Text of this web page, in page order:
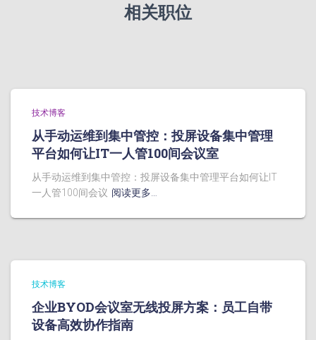
相关职位
技术博客
从手动运维到集中管控：投屏设备集中管理
平台如何让IT一人管100间会议室
从手动运维到集中管控：投屏设备集中管理平台如何让IT
一人管100间会议 阅读更多…
技术博客
企业BYOD会议室无线投屏方案：员工自带
设备高效协作指南